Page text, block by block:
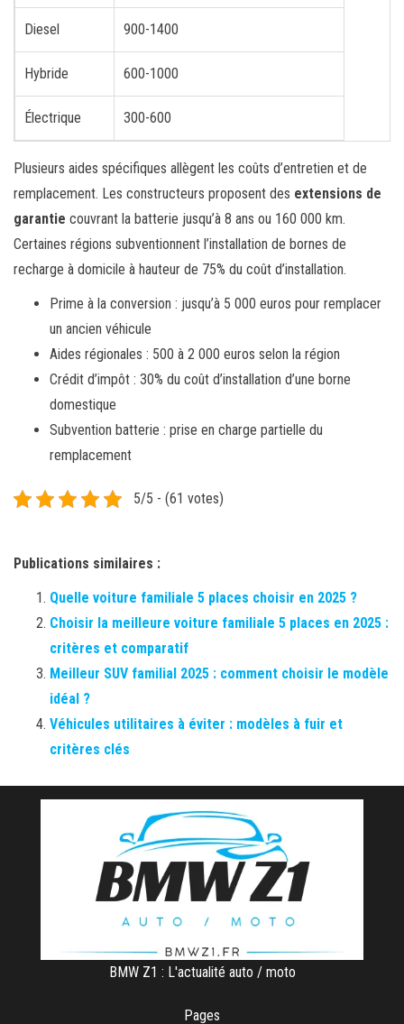
Diesel 900-1400
Hybride 600-1000
Électrique 300-600
Plusieurs aides spécifiques allègent les coûts d’entretien et de
remplacement. Les constructeurs proposent des extensions de
garantie couvrant la batterie jusqu’à 8 ans ou 160 000 km.
Certaines régions subventionnent l’installation de bornes de
recharge à domicile à hauteur de 75% du coût d’installation.
Prime à la conversion : jusqu’à 5 000 euros pour remplacer
un ancien véhicule
Aides régionales : 500 à 2 000 euros selon la région
Crédit d’impôt : 30% du coût d’installation d’une borne
domestique
Subvention batterie : prise en charge partielle du
remplacement
5/5 - (61 votes)
Publications similaires :
Quelle voiture familiale 5 places choisir en 2025 ?
Choisir la meilleure voiture familiale 5 places en 2025 :
critères et comparatif
Meilleur SUV familial 2025 : comment choisir le modèle
idéal ?
Véhicules utilitaires à éviter : modèles à fuir et
critères clés
BMW Z1 : L'actualité auto / moto
Pages